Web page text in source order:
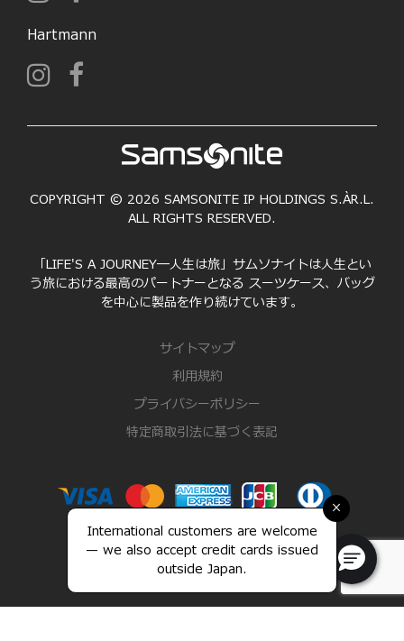
×
International customers are welcome
— we also accept credit cards issued
outside Japan.
Hartmann
COPYRIGHT © 2026 SAMSONITE IP HOLDINGS S.ÀR.L.
ALL RIGHTS RESERVED.
「LIFE'S A JOURNEY―人生は旅」サムソナイトは人生とい
う旅における最高のパートナーとなる スーツケース、バッグ
を中心に製品を作り続けています。
サイトマップ
利用規約
プライバシーポリシー
特定商取引法に基づく表記